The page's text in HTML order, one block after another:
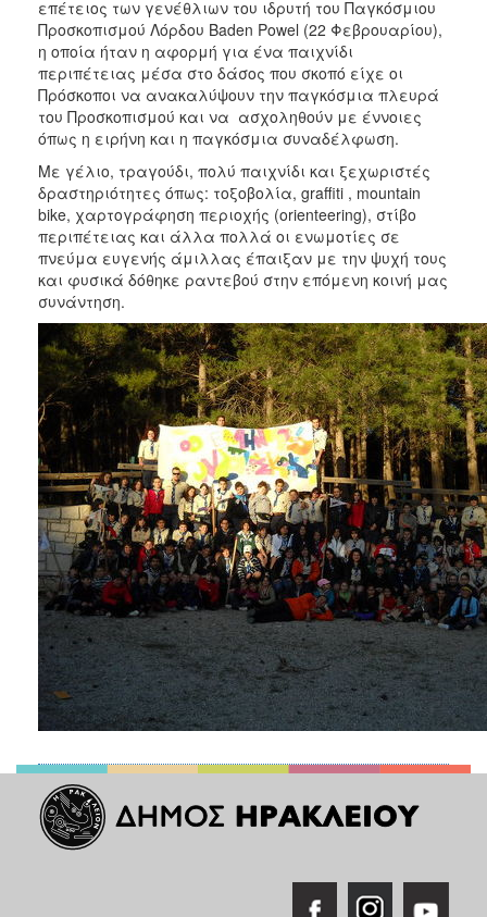
επέτειος των γενέθλιων του ιδρυτή του Παγκόσμιου
Προσκοπισμού Λόρδου Baden Powel (22 Φεβρουαρίου),
η οποία ήταν η αφορμή για ένα παιχνίδι
περιπέτειας μέσα στο δάσος που σκοπό είχε οι
Πρόσκοποι να ανακαλύψουν την παγκόσμια πλευρά
του Προσκοπισμού και να ασχοληθούν με έννοιες
όπως η ειρήνη και η παγκόσμια συναδέλφωση.
Με γέλιο, τραγούδι, πολύ παιχνίδι και ξεχωριστές
δραστηριότητες όπως: τοξοβολία, graffiti , mountain
bike, χαρτογράφηση περιοχής (orienteering), στίβο
περιπέτειας και άλλα πολλά οι ενωμοτίες σε
πνεύμα ευγενής άμιλλας έπαιξαν με την ψυχή τους
και φυσικά δόθηκε ραντεβού στην επόμενη κοινή μας
συνάντηση.